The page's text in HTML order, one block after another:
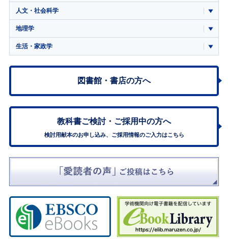
人文・社会科学
地理学
生活・家政学
図書館・書店の方へ
教科書ご検討・ ご採用中の方へ
検討用献本のお申し込み、ご採用情報のご入力はこちら